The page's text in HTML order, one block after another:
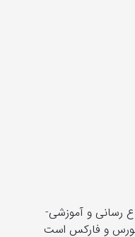
رسانی و آموزشی-
بورس و فارکس است